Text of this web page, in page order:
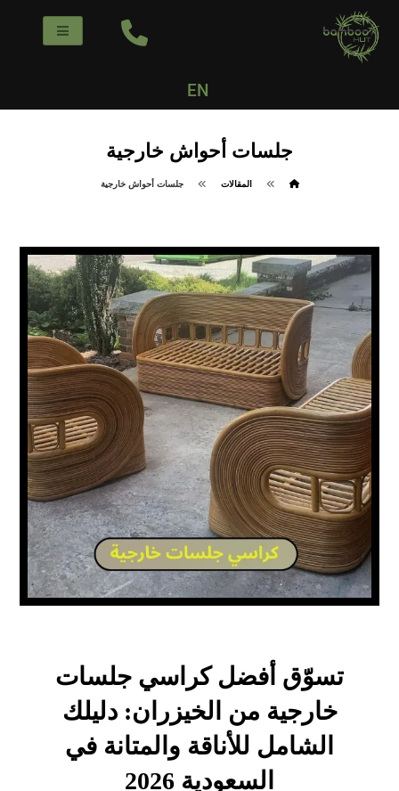
EN
جلسات أحواش خارجية
المقالات جلسات أحواش خارجية
تسوّق أفضل كراسي جلسات
خارجية من الخيزران: دليلك
الشامل للأناقة والمتانة في
السعودية 2026